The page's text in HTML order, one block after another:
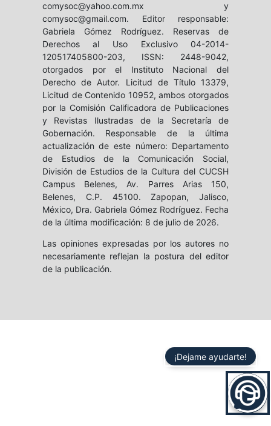
comysoc@yahoo.com.mx y
comysoc@gmail.com. Editor responsable:
Gabriela Gómez Rodríguez. Reservas de
Derechos al Uso Exclusivo 04-2014-
120517405800-203, ISSN: 2448-9042,
otorgados por el Instituto Nacional del
Derecho de Autor. Licitud de Título 13379,
Licitud de Contenido 10952, ambos otorgados
por la Comisión Calificadora de Publicaciones
y Revistas Ilustradas de la Secretaría de
Gobernación. Responsable de la última
actualización de este número: Departamento
de Estudios de la Comunicación Social,
División de Estudios de la Cultura del CUCSH
Campus Belenes, Av. Parres Arias 150,
Belenes, C.P. 45100. Zapopan, Jalisco,
México, Dra. Gabriela Gómez Rodríguez. Fecha
de la última modificación: 8 de julio de 2026.
Las opiniones expresadas por los autores no
necesariamente reflejan la postura del editor
de la publicación.
¡Dejame ayudarte!